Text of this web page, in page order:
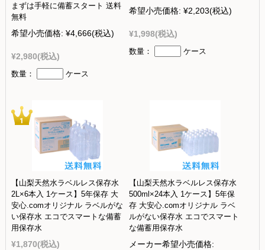
まずは手軽に備蓄スタート 送料
無料
希望小売価格: ¥4,666(税込)
¥2,980(税込)
数量： ケース
希望小売価格: ¥2,203(税込)
¥1,998(税込)
数量： ケース
【山梨天然水ラベルレス保存水
2L×6本入 1ケース】5年保存 大
安心.comオリジナル ラベルがな
い保存水 エコでスマートな備蓄
用保存水
¥1,870(税込)
【山梨天然水ラベルレス保存水
500ml×24本入 1ケース】5年保
存 大安心.comオリジナル ラベ
ルがない保存水 エコでスマート
な備蓄用保存水
メーカー希望小売価格: